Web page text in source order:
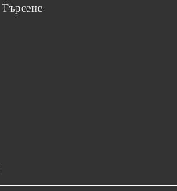
Търсене